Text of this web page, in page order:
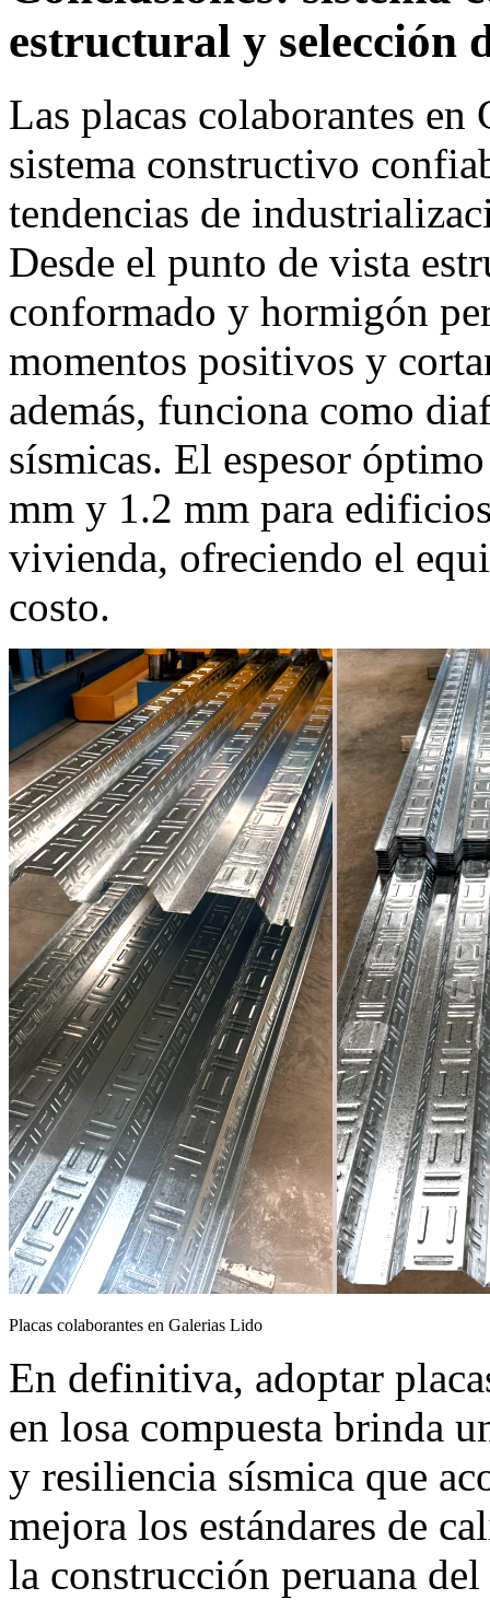
estructural y selección
Las placas colaborantes
sistema constructivo
tendencias de
Desde el punto de vista
conformado y hormigón
momentos positivos y
además, funciona como
sísmicas. El espesor
mm y 1.2 mm para
vivienda, ofreciendo el
costo.
Placas colaborantes en Galerias Lido
En definitiva, adoptar
en losa compuesta brinda
y resiliencia sísmica que
mejora los estándares de
la construcción peruana